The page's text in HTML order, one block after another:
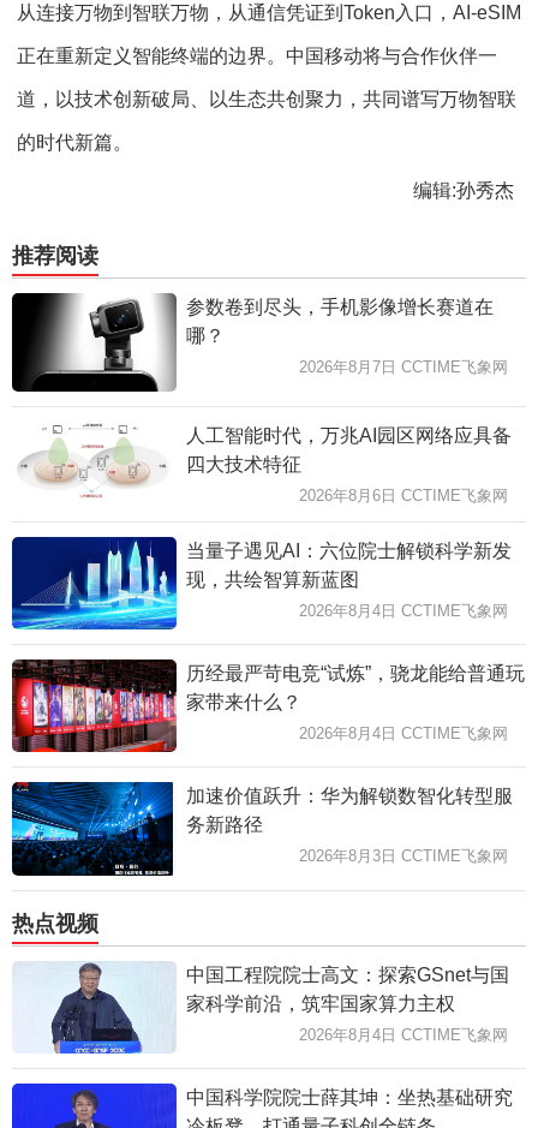
从连接万物到智联万物，从通信凭证到Token入口，AI-eSIM
正在重新定义智能终端的边界。中国移动将与合作伙伴一
道，以技术创新破局、以生态共创聚力，共同谱写万物智联
的时代新篇。
编辑:孙秀杰
推荐阅读
参数卷到尽头，手机影像增长赛道在
哪？
2026年8月7日 CCTIME飞象网
人工智能时代，万兆AI园区网络应具备
四大技术特征
2026年8月6日 CCTIME飞象网
当量子遇见AI：六位院士解锁科学新发
现，共绘智算新蓝图
2026年8月4日 CCTIME飞象网
历经最严苛电竞“试炼”，骁龙能给普通玩
家带来什么？
2026年8月4日 CCTIME飞象网
加速价值跃升：华为解锁数智化转型服
务新路径
2026年8月3日 CCTIME飞象网
热点视频
中国工程院院士高文：探索GSnet与国
家科学前沿，筑牢国家算力主权
2026年8月4日 CCTIME飞象网
中国科学院院士薛其坤：坐热基础研究